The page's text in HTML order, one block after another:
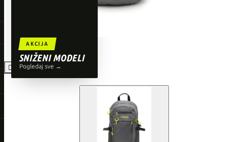
AKCIJA
SNIŽENI MODELI
Pogledaj sve →
